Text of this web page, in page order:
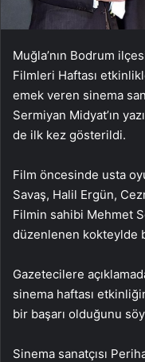
Muğla’nın Bodrum
Filmleri Haftası
emek veren sinema
Sermiyan Midyat’ın
de ilk kez gösterildi.
Film öncesinde usta
Savaş, Halil Ergün,
Filmin sahibi Mehmet
düzenlenen kokteylde
Gazetecilere
sinema haftası
bir başarı olduğunu
Sinema sanatçısı